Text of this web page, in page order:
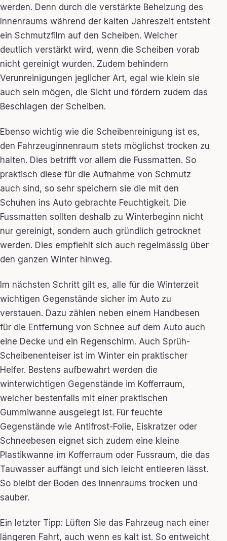
werden. Denn durch die verstärkte Beheizung des
Innenraums während der kalten Jahreszeit entsteht
ein Schmutzfilm auf den Scheiben. Welcher
deutlich verstärkt wird, wenn die Scheiben vorab
nicht gereinigt wurden. Zudem behindern
Verunreinigungen jeglicher Art, egal wie klein sie
auch sein mögen, die Sicht und fördern zudem das
Beschlagen der Scheiben.
Ebenso wichtig wie die Scheibenreinigung ist es,
den Fahrzeuginnenraum stets möglichst trocken zu
halten. Dies betrifft vor allem die Fussmatten. So
praktisch diese für die Aufnahme von Schmutz
auch sind, so sehr speichern sie die mit den
Schuhen ins Auto gebrachte Feuchtigkeit. Die
Fussmatten sollten deshalb zu Winterbeginn nicht
nur gereinigt, sondern auch gründlich getrocknet
werden. Dies empfiehlt sich auch regelmässig über
den ganzen Winter hinweg.
Im nächsten Schritt gilt es, alle für die Winterzeit
wichtigen Gegenstände sicher im Auto zu
verstauen. Dazu zählen neben einem Handbesen
für die Entfernung von Schnee auf dem Auto auch
eine Decke und ein Regenschirm. Auch Sprüh-
Scheibenenteiser ist im Winter ein praktischer
Helfer. Bestens aufbewahrt werden die
winterwichtigen Gegenstände im Kofferraum,
welcher bestenfalls mit einer praktischen
Gummiwanne ausgelegt ist. Für feuchte
Gegenstände wie Antifrost-Folie, Eiskratzer oder
Schneebesen eignet sich zudem eine kleine
Plastikwanne im Kofferraum oder Fussraum, die das
Tauwasser auffängt und sich leicht entleeren lässt.
So bleibt der Boden des Innenraums trocken und
sauber.
Ein letzter Tipp: Lüften Sie das Fahrzeug nach einer
längeren Fahrt, auch wenn es kalt ist. So entweicht